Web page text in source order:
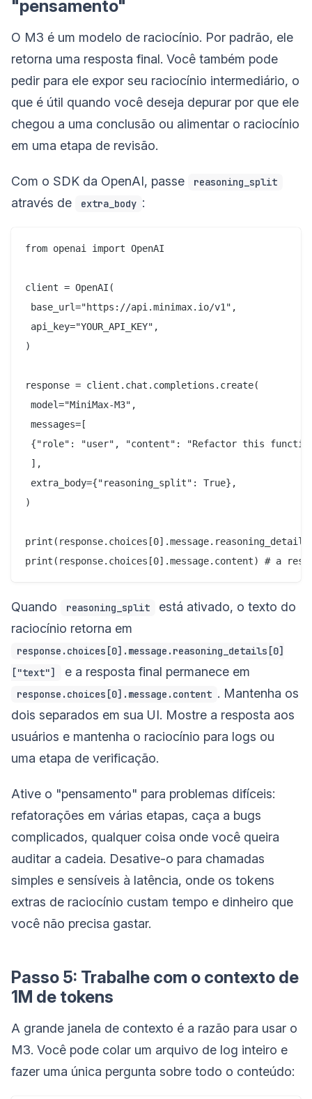
"pensamento"
O M3 é um modelo de raciocínio. Por padrão, ele
retorna uma resposta final. Você também pode
pedir para ele expor seu raciocínio intermediário, o
que é útil quando você deseja depurar por que ele
chegou a uma conclusão ou alimentar o raciocínio
em uma etapa de revisão.
Com o SDK da OpenAI, passe reasoning_split
através de extra_body :
from openai import OpenAI
client = OpenAI(
base_url="https://api.minimax.io/v1",
api_key="YOUR_API_KEY",
)
response = client.chat.completions.create(
model="MiniMax-M3",
messages=[
{"role": "user", "content": "Refactor this
],
extra_body={"reasoning_split": True},
)
Quando reasoning_split
está ativado, o texto do
raciocínio retorna em
response.choices[0].message.reasoning_details[0]
["text"]
e a resposta final permanece em
response.choices[0].message.content . Mantenha os
dois separados em sua UI. Mostre a resposta aos
usuários e mantenha o raciocínio para logs ou
uma etapa de verificação.
Ative o "pensamento" para problemas difíceis:
refatorações em várias etapas, caça a bugs
complicados, qualquer coisa onde você queira
auditar a cadeia. Desative-o para chamadas
simples e sensíveis à latência, onde os tokens
extras de raciocínio custam tempo e dinheiro que
você não precisa gastar.
Passo 5: Trabalhe com o contexto de
1M de tokens
A grande janela de contexto é a razão para usar o
M3. Você pode colar um arquivo de log inteiro e
fazer uma única pergunta sobre todo o conteúdo: